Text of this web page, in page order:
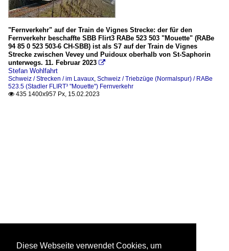
"Fernverkehr" auf der Train de Vignes Strecke: der für den
Fernverkehr beschaffte SBB Flirt3 RABe 523 503 "Mouette" (RABe
94 85 0 523 503-6 CH-SBB) ist als S7 auf der Train de Vignes
Strecke zwischen Vevey und Puidoux oberhalb von St-Saphorin
unterwegs. 11. Februar 2023 
Stefan Wohlfahrt
Schweiz / Strecken / im Lavaux Schweiz / Triebzüge (Normalspur) / RABe
523.5 (Stadler FLIRT³ "Mouette") Fernverkehr
 435 1400x957 Px, 15.02.2023
Diese Webseite verwendet Cookies, um